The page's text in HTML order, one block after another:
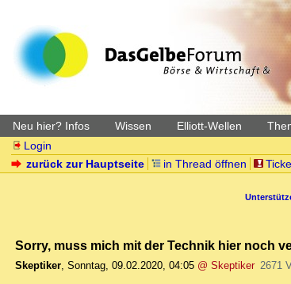
Neu hier? Infos Wissen Elliott-Wellen
Login
zurück zur Hauptseite
in Thread öffnen
Sorry, muss mich mit der Technik hier noch
Skeptiker, Sonntag, 09.02.2020, 04:05 @ Skeptiker 2671